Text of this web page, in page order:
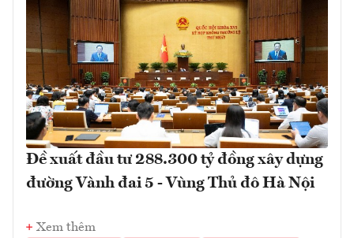
Đề xuất đầu tư 288.300 tỷ đồng xây dựng
đường Vành đai 5 - Vùng Thủ đô Hà Nội
Xem thêm